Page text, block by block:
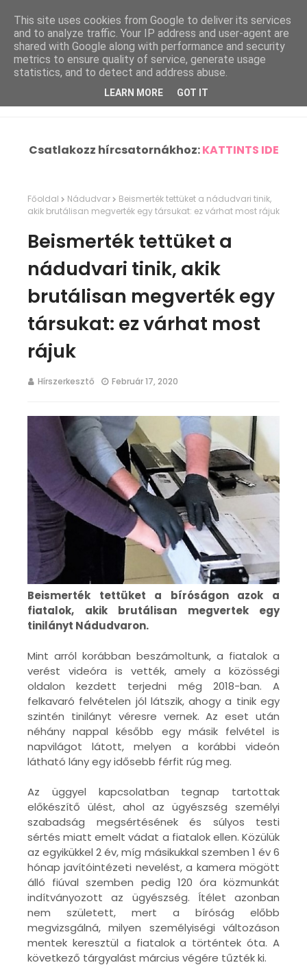
Csatlakozz hírcsatornákhoz:KATTINTS IDE
Főoldal Nádudvar
Beismerték tettüket a nádudvari tinik,
akik brutálisan megverték egy társukat: ez várhat most rájuk
Beismerték tettüket a
nádudvari tinik, akik
brutálisan megverték egy
társukat: ez várhat most
rájuk
Hírszerkesztő Február 17, 2020
Beismerték tettüket a bíróságon azok a
fiatalok, akik brutálisan megvertek egy
tinilányt Nádudvaron.
Mint arról korábban beszámoltunk, a fiatalok a
verést videóra is vették, amely a közösségi
oldalon kezdett terjedni még 2018-ban. A
felkavaró felvételen jól látszik, ahogy a tinik egy
szintén tinilányt véresre vernek. Az eset után
néhány nappal később egy másik felvétel is
napvilágot látott, melyen a korábbi videón
látható lány egy idősebb férfit rúg meg.
Az üggyel kapcsolatban tegnap tartottak
előkészítő ülést, ahol az ügyészség személyi
szabadság megsértésének és súlyos testi
sértés miatt emelt vádat a fiatalok ellen. Közülük
az egyikükkel 2 év, míg másikukkal szemben 1 év 6
hónap javítóintézeti nevelést, a kamera mögött
álló fiúval szemben pedig 120 óra közmunkát
indítványozott az ügyészség. Ítélet azonban
nem született, mert a bíróság előbb
megvizsgálná, milyen személyiségi változáson
mentek keresztül a fiatalok a történtek óta. A
következő tárgyalást március végére tűzték ki.
This site uses cookies from Google to deliver its services
and to analyze traffic. Your IP address and user-agent are
shared with Google along with performance and security
metrics to ensure quality of service, generate usage
statistics, and to detect and address abuse.
LEARN MORE GOT IT